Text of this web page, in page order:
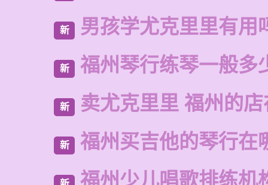
新 男孩学尤克里里有用
新 福州琴行练琴一般多
新 卖尤克里里 福州的
新 福州买吉他的琴行在
福州少儿唱歌排练机